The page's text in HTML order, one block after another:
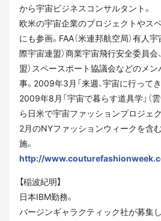
から宇宙ビジネスコンサルタント。
欧米の宇宙企業のプロジェクトやス
にも参画。FAA（米連邦航空局）有人宇
際宇宙連盟）商業宇宙飛行安全委員会
盟）スペースポート協議会などのメ
事。2009年3月「来週、宇宙に行ってき
2009年8月「宇宙で暮らす道具学」（
ら日米で宇宙ファッションプロジェ
2月のNYファッションウィークを含
施。
http://
【稲波紀明】
日本IBM勤務。
バージンギャラクティック社が募集